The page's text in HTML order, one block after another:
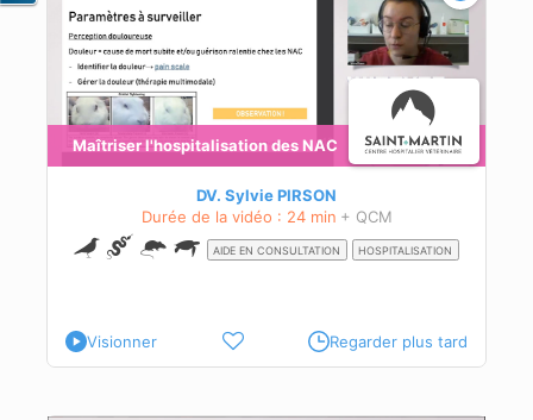
Maîtriser l'hospitalisation des NAC
DV. Sylvie PIRSON
Durée de la vidéo : 24 min + QCM
AIDE EN CONSULTATION HOSPITALISATION
Visionner Regarder plus tard